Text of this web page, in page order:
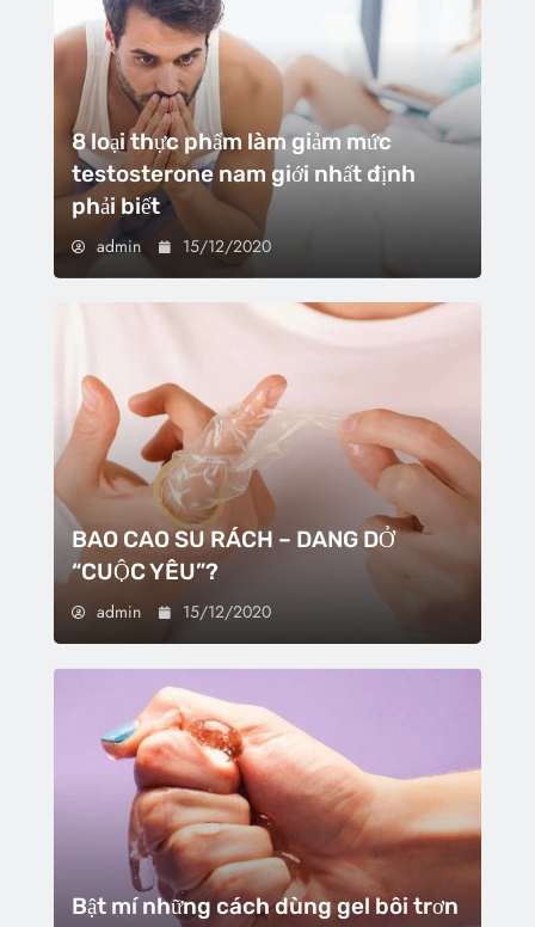
8 loại thực phẩm làm giảm mức
testosterone nam giới nhất định
phải biết
admin 15/12/2020
BAO CAO SU RÁCH – DANG DỞ
“CUỘC YÊU”?
admin 15/12/2020
Bật mí những cách dùng gel bôi trơn